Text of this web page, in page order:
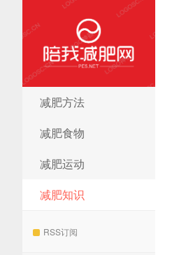
陪我减肥网
减肥方法
减肥食物
减肥运动
减肥知识
RSS订阅